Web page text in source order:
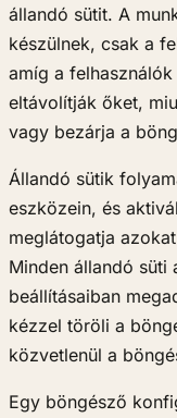
állandó sütit. A
készülnek, csak a
amíg a
eltávolítják őket,
vagy bezárja a
Állandó sütik
eszközein, és
meglátogatja
Minden állandó süti
beállításaiban
kézzel töröli a
közvetlenül a
Egy böngésző